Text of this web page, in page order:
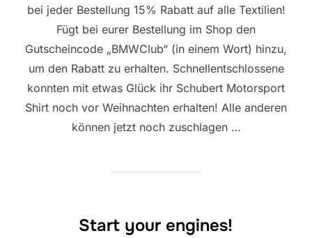
bei jeder Bestellung 15% Rabatt auf alle Textilien!
Fügt bei eurer Bestellung im Shop den
Gutscheincode „BMWClub“ (in einem Wort) hinzu,
um den Rabatt zu erhalten. Schnellentschlossene
konnten mit etwas Glück ihr Schubert Motorsport
Shirt noch vor Weihnachten erhalten! Alle anderen
können jetzt noch zuschlagen …
Start your engines!